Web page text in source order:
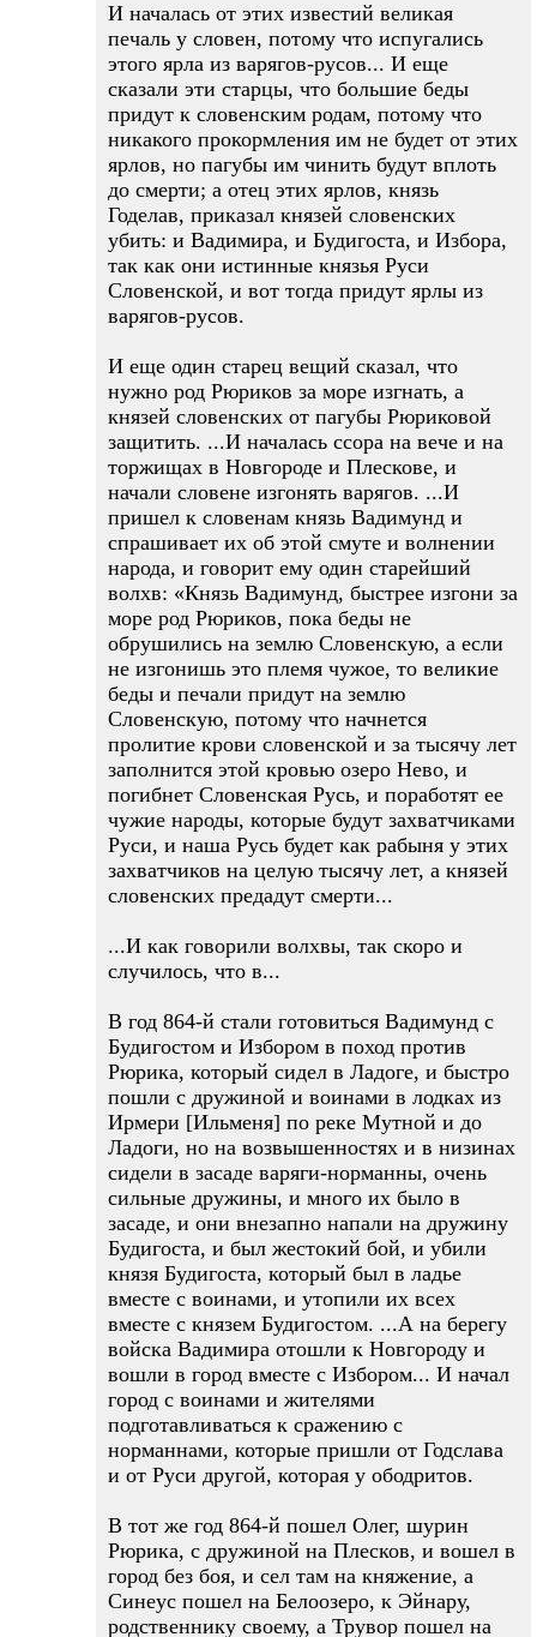
И началась от этих известий великая
печаль у словен, потому что испугались
этого ярла из варягов-русов... И еще
сказали эти старцы, что большие беды
придут к словенским родам, потому что
никакого прокормления им не будет от этих
ярлов, но пагубы им чинить будут вплоть
до смерти; а отец этих ярлов, князь
Годелав, приказал князей словенских
убить: и Вадимира, и Будигоста, и Избора,
так как они истинные князья Руси
Словенской, и вот тогда придут ярлы из
варягов-русов.
И еще один старец вещий сказал, что
нужно род Рюриков за море изгнать, а
князей словенских от пагубы Рюриковой
защитить. ...И началась ссора на вече и на
торжищах в Новгороде и Плескове, и
начали словене изгонять варягов. ...И
пришел к словенам князь Вадимунд и
спрашивает их об этой смуте и волнении
народа, и говорит ему один старейший
волхв: «Князь Вадимунд, быстрее изгони за
море род Рюриков, пока беды не
обрушились на землю Словенскую, а если
не изгонишь это племя чужое, то великие
беды и печали придут на землю
Словенскую, потому что начнется
пролитие крови словенской и за тысячу лет
заполнится этой кровью озеро Нево, и
погибнет Словенская Русь, и поработят ее
чужие народы, которые будут захватчиками
Руси, и наша Русь будет как рабыня у этих
захватчиков на целую тысячу лет, а князей
словенских предадут смерти...
...И как говорили волхвы, так скоро и
случилось, что в...
В год 864-й стали готовиться Вадимунд с
Будигостом и Избором в поход против
Рюрика, который сидел в Ладоге, и быстро
пошли с дружиной и воинами в лодках из
Ирмери [Ильменя] по реке Мутной и до
Ладоги, но на возвышенностях и в низинах
сидели в засаде варяги-норманны, очень
сильные дружины, и много их было в
засаде, и они внезапно напали на дружину
Будигоста, и был жестокий бой, и убили
князя Будигоста, который был в ладье
вместе с воинами, и утопили их всех
вместе с князем Будигостом. ...А на берегу
войска Вадимира отошли к Новгороду и
вошли в город вместе с Избором... И начал
город с воинами и жителями
подготавливаться к сражению с
норманнами, которые пришли от Годслава
и от Руси другой, которая у ободритов.
В тот же год 864-й пошел Олег, шурин
Рюрика, с дружиной на Плесков, и вошел в
город без боя, и сел там на княжение, а
Синеус пошел на Белоозеро, к Эйнару,
родственнику своему, а Трувор пошел на